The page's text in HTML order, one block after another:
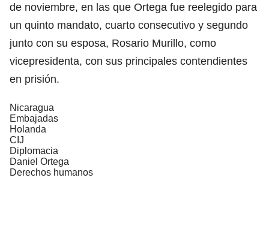
de noviembre, en las que Ortega fue reelegido para
un quinto mandato, cuarto consecutivo y segundo
junto con su esposa, Rosario Murillo, como
vicepresidenta, con sus principales contendientes
en prisión.
Nicaragua
Embajadas
Holanda
CIJ
Diplomacia
Daniel Ortega
Derechos humanos